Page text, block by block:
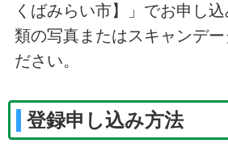
くばみらい市】」でお申し
類の写真またはスキャンデー
ださい。
登録申し込み方法